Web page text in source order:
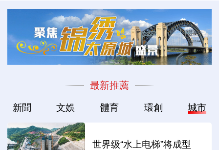
最新推薦
新聞 文娛 體育 環創 城市
世界级“水上电梯”将成型